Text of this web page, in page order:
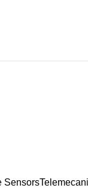
Sensors